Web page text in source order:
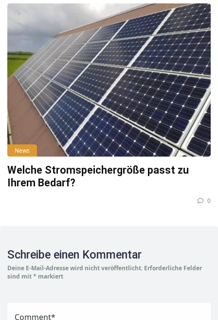
News
Welche Stromspeichergröße passt zu
Ihrem Bedarf?
0
Schreibe einen Kommentar
Deine E-Mail-Adresse wird nicht veröffentlicht. Erforderliche Felder
sind mit* markiert